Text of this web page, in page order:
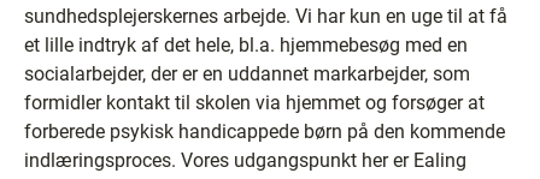
sundhedsplejerskernes arbejde. Vi har kun en uge til at få
et lille indtryk af det hele, bl.a. hjemmebesøg med en
socialarbejder, der er en uddannet markarbejder, som
formidler kontakt til skolen via hjemmet og forsøger at
forberede psykisk handicappede børn på den kommende
indlæringsproces. Vores udgangspunkt her er Ealing